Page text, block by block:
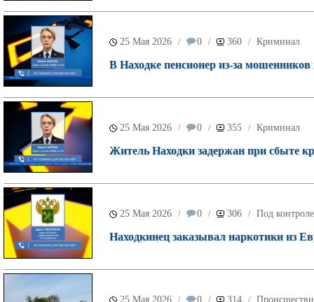
25 Мая 2026 / 0 / 360 / Криминал
В Находке пенсионер из-за
25 Мая 2026 / 0 / 355 / Криминал
Житель Находки задержан при сбыте
25 Мая 2026 / 0 / 306 / Под
Находкинец заказывал наркотики из
25 Мая 2026 / 0 / 314 /